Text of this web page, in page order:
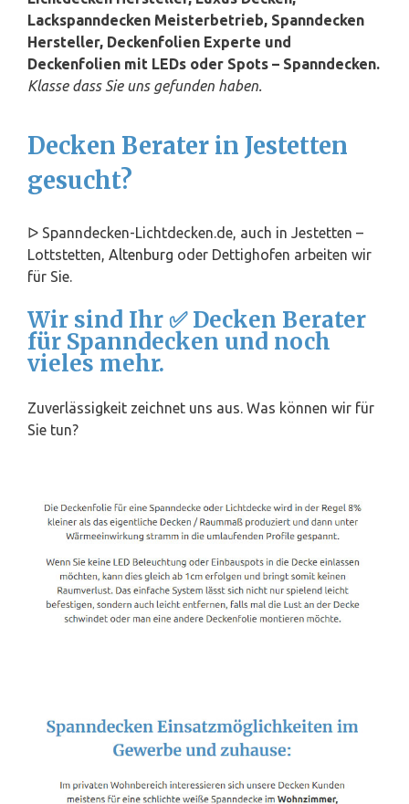
Lackspanndecken Meisterbetrieb, Spanndecken
Hersteller, Deckenfolien Experte und
Deckenfolien mit LEDs oder Spots – Spanndecken.
Klasse dass Sie uns gefunden haben.
Decken Berater in Jestetten
gesucht?
ᐅ Spanndecken-Lichtdecken.de, auch in Jestetten –
Lottstetten, Altenburg oder Dettighofen arbeiten wir
für Sie.
Wir sind Ihr ✅ Decken Berater
für Spanndecken und noch
vieles mehr.
Zuverlässigkeit zeichnet uns aus. Was können wir für
Sie tun?